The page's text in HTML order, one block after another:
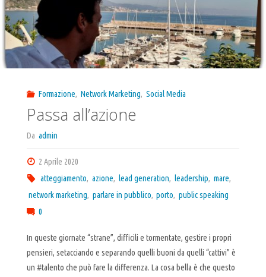
Formazione, Network Marketing, Social Media
Passa all’azione
Da admin
2 Aprile 2020
atteggiamento, azione, lead generation, leadership, mare,
network marketing, parlare in pubblico, porto, public speaking
0
In queste giornate “strane”, difficili e tormentate, gestire i propri
pensieri, setacciando e separando quelli buoni da quelli “cattivi” è
un #talento che può fare la differenza. La cosa bella è che questo